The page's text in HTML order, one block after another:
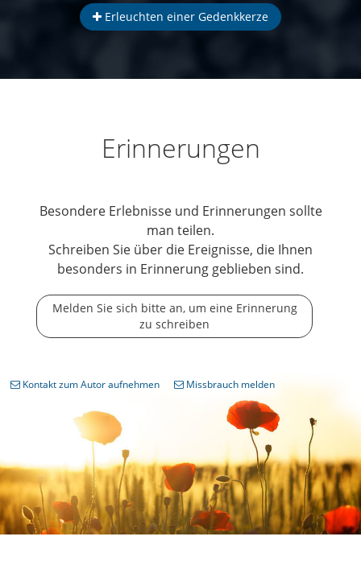
Erleuchten einer Gedenkkerze
Erinnerungen
Besondere Erlebnisse und Erinnerungen sollte
man teilen.
Schreiben Sie über die Ereignisse, die Ihnen
besonders in Erinnerung geblieben sind.
Melden Sie sich bitte an, um eine Erinnerung
zu schreiben
Kontakt zum Autor aufnehmen Missbrauch melden